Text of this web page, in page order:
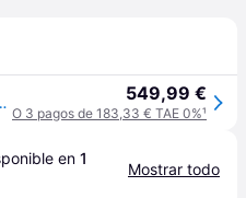
Zwift Cog and Click 549,99 €
O 3 pagos de 183,33 € TAE 0%¹
en 1
Mostrar todo